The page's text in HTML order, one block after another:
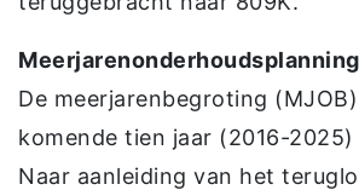
Meerjarenonderhoudsplanning
De meerjarenbegroting
komende tien jaar (2016-
Naar aanleiding van het